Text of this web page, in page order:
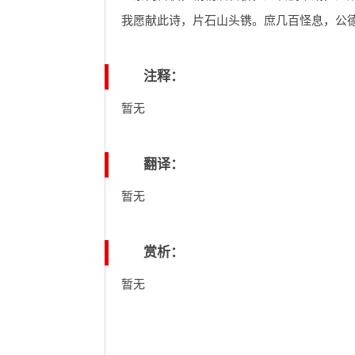
我愿献此诗，片石山头镌。庶几百怪息，公
注释：
暂无
翻译：
暂无
赏析：
暂无